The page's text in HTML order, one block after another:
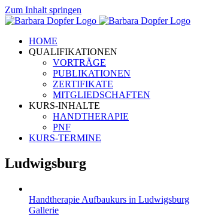
Zum Inhalt springen
HOME
QUALIFIKATIONEN
VORTRÄGE
PUBLIKATIONEN
ZERTIFIKATE
MITGLIEDSCHAFTEN
KURS-INHALTE
HANDTHERAPIE
PNF
KURS-TERMINE
Ludwigsburg
Handtherapie Aufbaukurs in Ludwigsburg
Gallerie